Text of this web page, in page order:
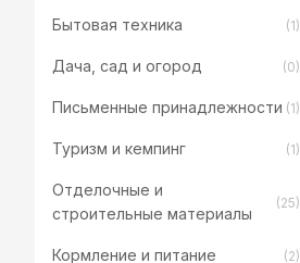
Бытовая техника (1)
Дача, сад и огород (0)
Письменные принадлежности (1)
Туризм и кемпинг (1)
Отделочные и
строительные материалы
(25)
Кормление и питание (2)